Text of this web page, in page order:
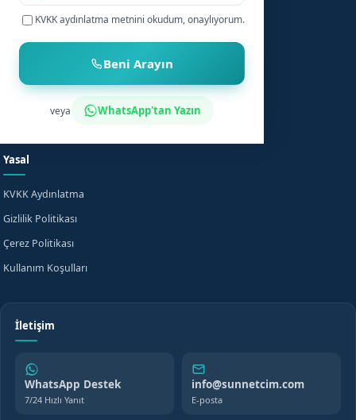
+90
KVKK aydınlatma metnini okudum, onaylıyorum.
Beni Arayın
veya WhatsApp'tan Yazın
Bebek Sünneti
Çocuk Sünneti
Sünnet Sonrası Bakım
Fiyat Bilgisi
Evde Sünnet
Anasayfa
Şehirler
Bilgi Merkezi
Yasal
KVKK Aydınlatma
Gizlilik Politikası
Çerez Politikası
Kullanım Koşulları
İletişim
WhatsApp Destek
7/24 Hızlı Yanıt
info@sunnetcim.com
E-posta